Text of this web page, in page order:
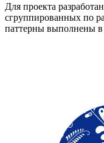
Для проекта
сгруппированных по
паттерны выполнены в